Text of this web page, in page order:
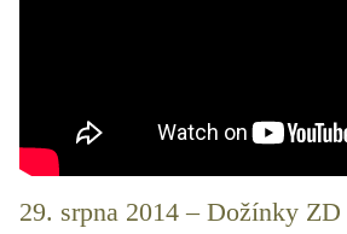
29. srpna 2014 – Dožínky